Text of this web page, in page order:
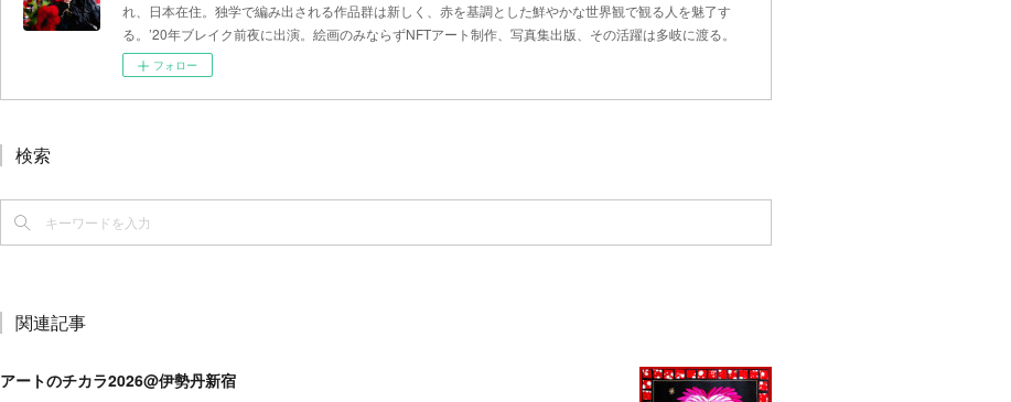
れ、日本在住。独学で編み出される作品群は新しく、赤を基調とした鮮やかな世界観で観る人を魅了す
る。’20年ブレイク前夜に出演。絵画のみならずNFTアート制作、写真集出版、その活躍は多岐に渡る。
フォロー
検索
関連記事
アートのチカラ2026@伊勢丹新宿